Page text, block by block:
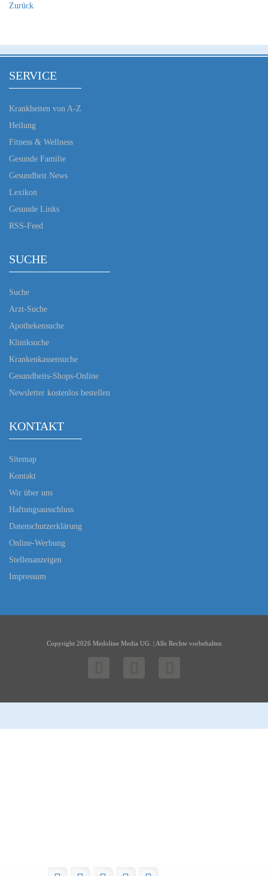
Zurück
SERVICE
Krankheiten von A-Z
Heilung
Fitness & Wellness
Gesunde Familie
Gesundheit News
Lexikon
Gesunde Links
RSS-Feed
SUCHE
Suche
Arzt-Suche
Apothekensuche
Kliniksuche
Krankenkassensuche
Gesundheits-Shops-Online
Newsletter kostenlos bestellen
KONTAKT
Sitemap
Kontakt
Wir über uns
Haftungsausschluss
Datenschutzerklärung
Online-Werbung
Stellenanzeigen
Impressum
Copyright 2026 Medoline Media UG. | Alle Rechte vorbehalten